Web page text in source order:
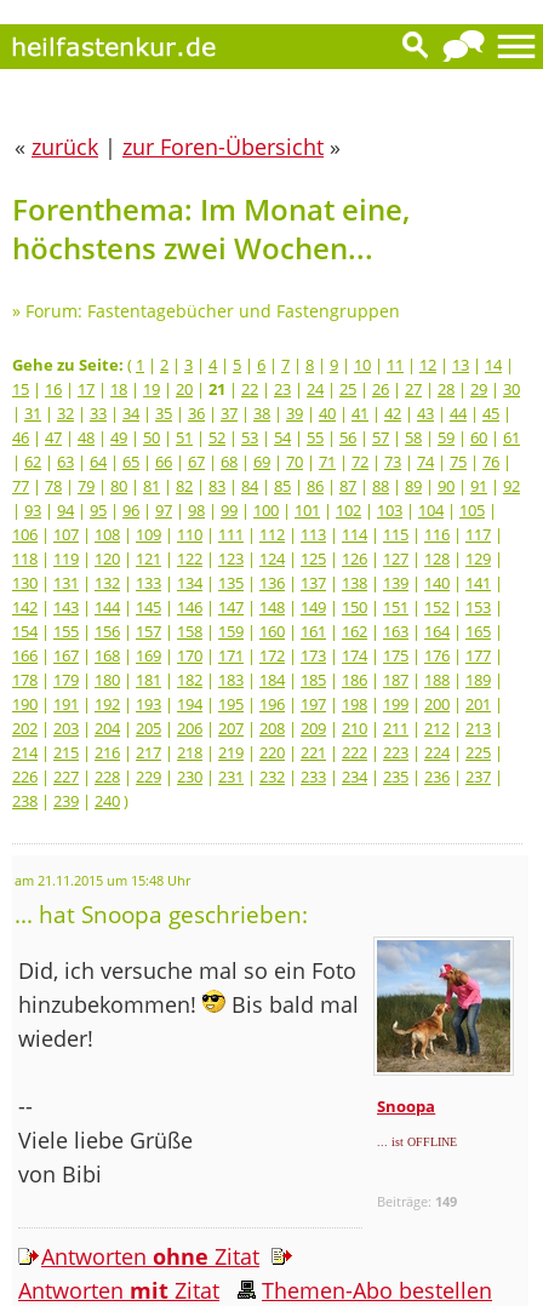
« zurück | zur Foren-Übersicht »
Forenthema: Im Monat eine,
höchstens zwei Wochen...
» Forum: Fastentagebücher und Fastengruppen
Gehe zu Seite: ( 1 | 2 | 3 | 4| 5 | 6 | 7 | 8 | 9 | 10 | 11 | 12 | 13 | 14|
15 | 16 | 17 | 18 | 19 | 20 | 21 | 22 | 23 | 24| 25 | 26 | 27 | 28 | 29 | 30
| 31 | 32 | 33 | 34| 35 | 36 | 37 | 38 | 39 | 40 | 41 | 42 | 43 | 44| 45 |
46 | 47 | 48 | 49 | 50 | 51 | 52 | 53 | 54| 55 | 56 | 57 | 58 | 59 | 60 | 61
| 62 | 63 | 64| 65 | 66 | 67 | 68 | 69 | 70 | 71 | 72 | 73 | 74| 75 | 76 |
77 | 78 | 79 | 80 | 81 | 82 | 83 | 84| 85 | 86 | 87 | 88 | 89 | 90 | 91 | 92
| 93 | 94| 95 | 96 | 97 | 98 | 99 | 100 | 101 | 102 | 103 | 104| 105 |
106 | 107 | 108 | 109 | 110 | 111 | 112 | 113 | 114| 115 | 116 | 117 |
118 | 119 | 120 | 121 | 122 | 123 | 124| 125 | 126 | 127 | 128 | 129 |
130 | 131 | 132 | 133 | 134| 135 | 136 | 137 | 138 | 139 | 140 | 141 |
142 | 143 | 144| 145 | 146 | 147 | 148 | 149 | 150 | 151 | 152 | 153 |
154| 155 | 156 | 157 | 158 | 159 | 160 | 161 | 162 | 163 | 164| 165 |
166 | 167 | 168 | 169 | 170 | 171 | 172 | 173 | 174| 175 | 176 | 177 |
178 | 179 | 180 | 181 | 182 | 183 | 184| 185 | 186 | 187 | 188 | 189 |
190 | 191 | 192 | 193 | 194| 195 | 196 | 197 | 198 | 199 | 200 | 201 |
202 | 203 | 204| 205 | 206 | 207 | 208 | 209 | 210 | 211 | 212 | 213 |
214| 215 | 216 | 217 | 218 | 219 | 220 | 221 | 222 | 223 | 224| 225 |
226 | 227 | 228 | 229 | 230 | 231 | 232 | 233 | 234| 235 | 236 | 237 |
238 | 239 | 240)
am 21.11.2015 um 15:48 Uhr
... hat Snoopa geschrieben:
Snoopa
... ist OFFLINE
Beiträge: 149
Did, ich versuche mal so ein Foto
hinzubekommen!
Bis bald mal
wieder!
--
Viele liebe Grüße
von Bibi
Antworten ohne Zitat
Antworten mit Zitat Themen-Abo bestellen